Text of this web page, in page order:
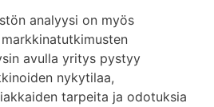
analyysi on myös
avulla yritys pystyy
nykytilaa,
tarpeita ja odotuksia